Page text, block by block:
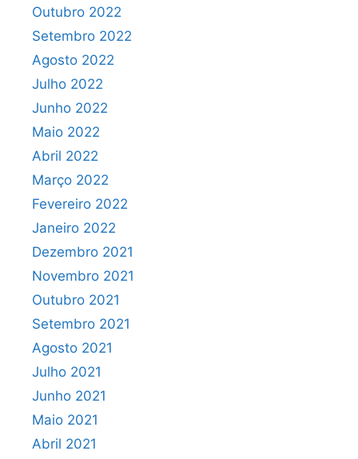
Outubro 2022
Setembro 2022
Agosto 2022
Julho 2022
Junho 2022
Maio 2022
Abril 2022
Março 2022
Fevereiro 2022
Janeiro 2022
Dezembro 2021
Novembro 2021
Outubro 2021
Setembro 2021
Agosto 2021
Julho 2021
Junho 2021
Maio 2021
Abril 2021